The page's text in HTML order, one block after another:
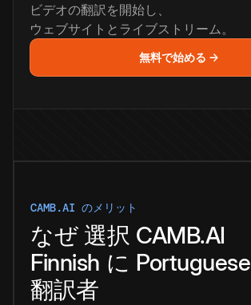
ビデオの翻訳を開始し、
ウェブサイトとライブストリーム。
無料で始める →
CAMB.AI のメリット
なぜ 選択 CAMB.AI
Finnish に Portuguese
翻訳者